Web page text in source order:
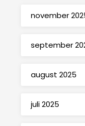
november
september
august 2025
juli 2025